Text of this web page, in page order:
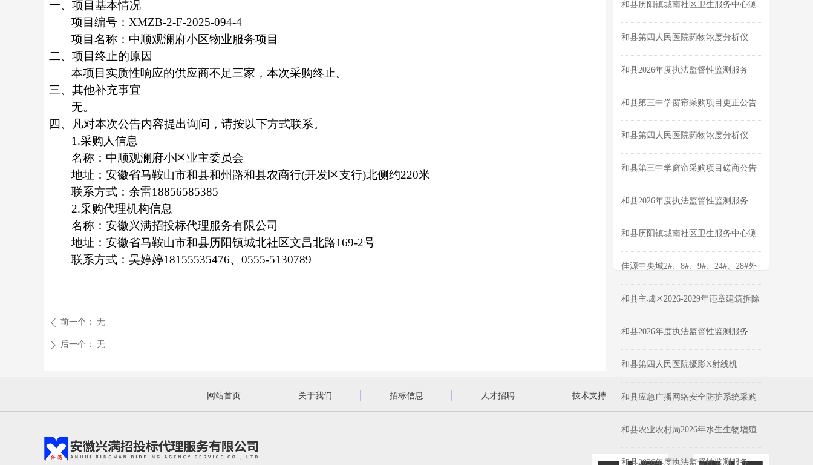
一、项目基本情况
项目编号： XMZB-2-F-2025-094-4
项目名称： 中顺观澜府小区物业服务项目
二、项目终止的原因
本项目实质性响应的供应商不足三家，本次采购终止。
三、其他补充事宜
无。
四、凡对本次公告内容提出询问，请按以下方式联系。
1.采购人信息
名称：中顺观澜府小区业主委员会
地址：安徽省马鞍山市和县和州路和县农商行(开发区支行)北侧约220米
联系方式：余雷18856585385
2.采购代理机构信息
名称：安徽兴满招投标代理服务有限公司
地址：安徽省马鞍山市和县历阳镇城北社区文昌北路169-2号
联系方式：吴婷婷18155535476、0555-5130789
ꄴ 前一个： 无
ꄲ 后一个： 无
和县历阳镇城南社区卫生服务中心测
和县第四人民医院药物浓度分析仪
二次）磋商公告
和县2026年度执法监督性监测服务
和县第三中学窗帘采购项目更正公告
和县第四人民医院药物浓度分析仪
公告
和县第三中学窗帘采购项目磋商公告
和县2026年度执法监督性监测服务
和县历阳镇城南社区卫生服务中心测
佳源中央城2#、8#、9#、24#、28#外
和县主城区2026-2029年违章建筑拆除
和县2026年度执法监督性监测服务
和县第四人民医院摄影X射线机
和县应急广播网络安全防护系统采购
项目磋商公告
和县农业农村局2026年水生生物增殖
和县2026年度执法监督性监测服务
网站首页 关于我们 招标信息 人才招聘 技术支持